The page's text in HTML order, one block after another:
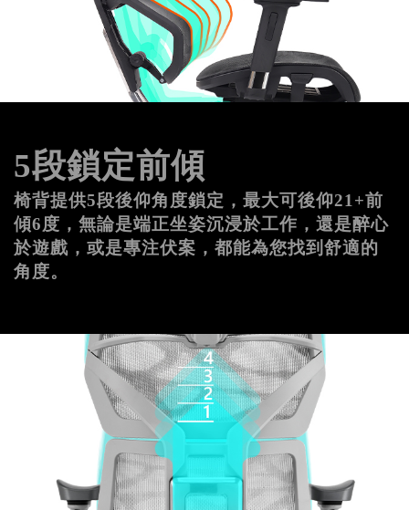
5段鎖定前傾
椅背提供5段後仰角度鎖定，最大可後仰21+前
傾6度，無論是端正坐姿沉浸於工作，還是醉心
於遊戲，或是專注伏案，都能為您找到舒適的
角度。
記住帳號